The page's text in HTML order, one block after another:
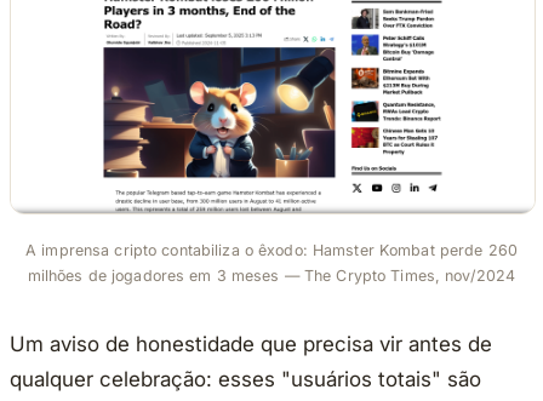
A imprensa cripto contabiliza o êxodo: Hamster Kombat perde 260
milhões de jogadores em 3 meses — The Crypto Times, nov/2024
Um aviso de honestidade que precisa vir antes de
qualquer celebração: esses "usuários totais" são